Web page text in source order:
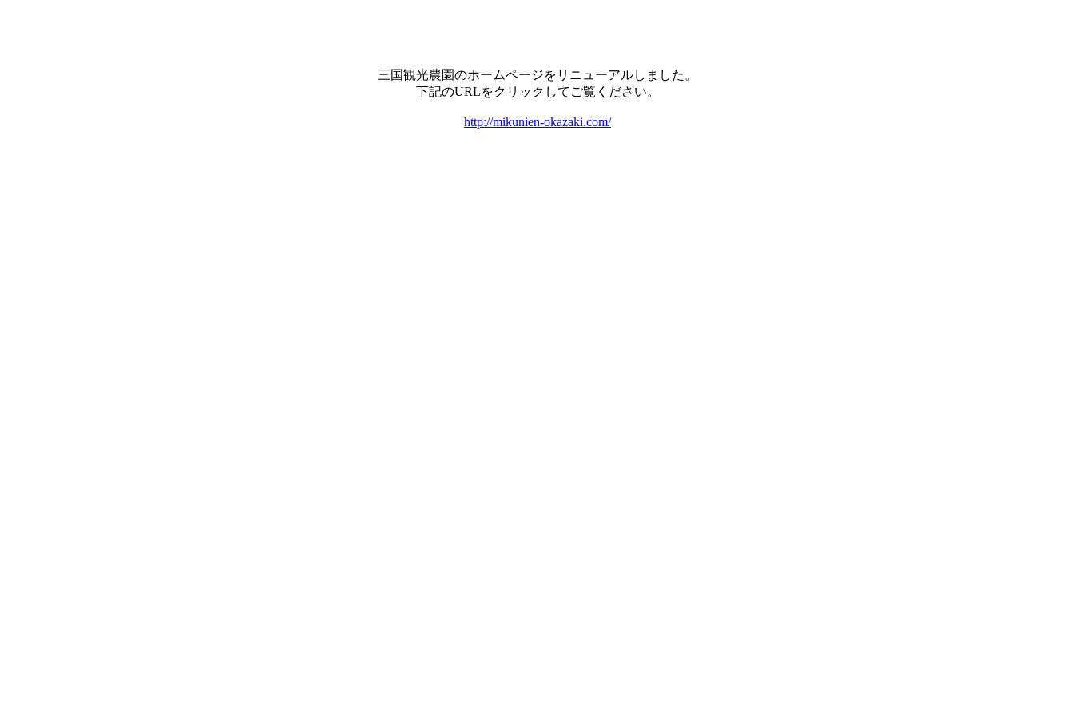
三国観光農園のホームページをリニューアルしました。
下記のURLをクリックしてご覧ください。
http://mikunien-okazaki.com/